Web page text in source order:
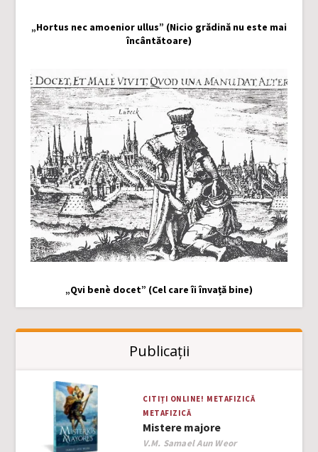
„Hortus nec amoenior ullus” (Nicio grădină nu este mai
încântătoare)
„Qvi benè docet” (Cel care îi învață bine)
Publicații
CITIȚI ONLINE! METAFIZICĂ
METAFIZICĂ
Mistere majore
Author
V.M. Samael Aun Weor